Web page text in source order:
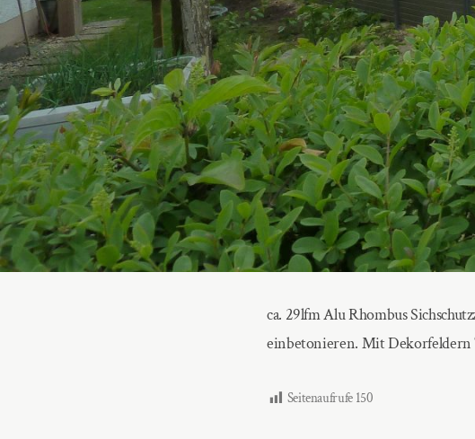
ca. 29lfm Alu Rhombus
einbetonieren. Mit Dekorfeldern
Seitenaufrufe 150